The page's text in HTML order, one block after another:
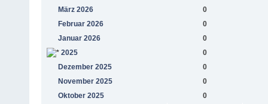
März 2026
0
Februar 2026
0
Januar 2026
0
2025
0
Dezember 2025
0
November 2025
0
Oktober 2025
0